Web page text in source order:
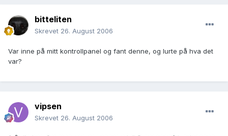
bitteliten
Skrevet 26. August 2006
Var inne på mitt kontrollpanel og fant denne, og lurte på hva det
var?
vipsen
Skrevet 26. August 2006